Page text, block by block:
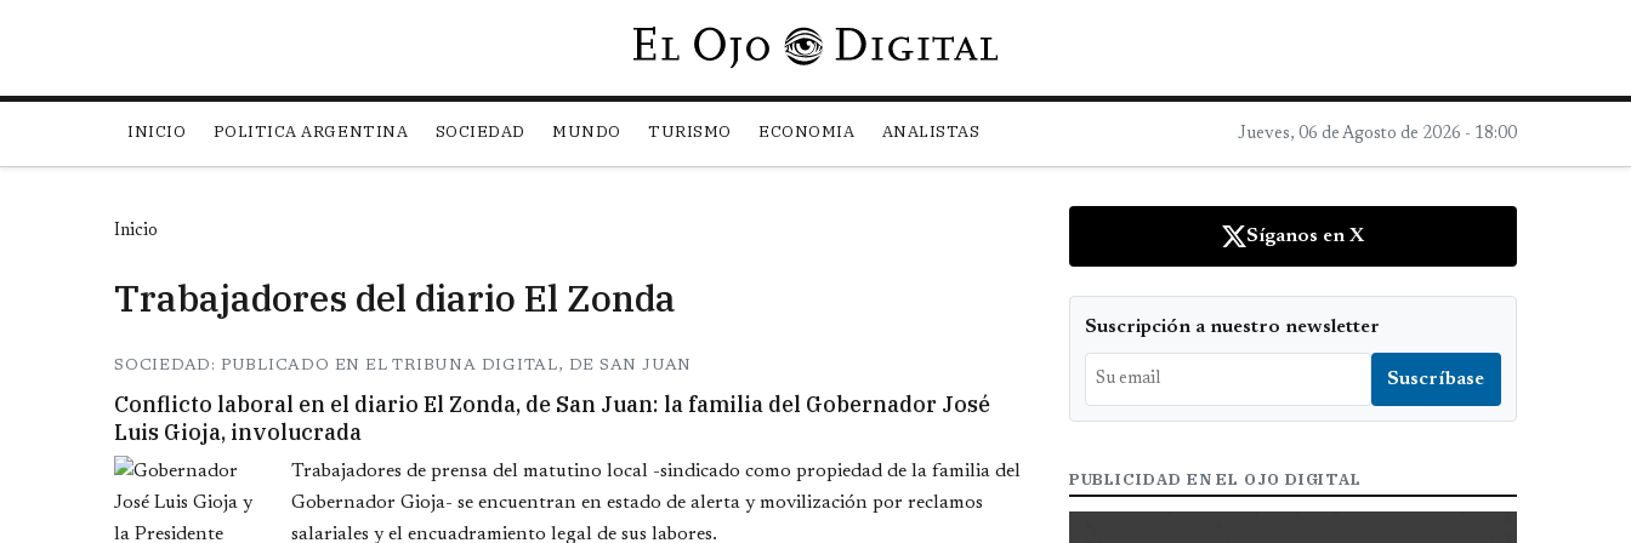
Pasar al contenido principal
INICIO POLITICA ARGENTINA SOCIEDAD MUNDO TURISMO ECONOMIA ANALISTAS Jueves, 06 de Agosto de 2026 - 18:00
Inicio
Trabajadores del diario El Zonda
SOCIEDAD: PUBLICADO EN EL TRIBUNA DIGITAL, DE SAN JUAN
Conflicto laboral en el diario El Zonda, de San Juan: la familia del Gobernador José
Luis Gioja, involucrada
Trabajadores de prensa del matutino local -sindicado como propiedad de la familia del
Gobernador Gioja- se encuentran en estado de alerta y movilización por reclamos
salariales y el encuadramiento legal de sus labores.
Síganos en X
Suscripción a nuestro newsletter
PUBLICIDAD EN EL OJO DIGITAL